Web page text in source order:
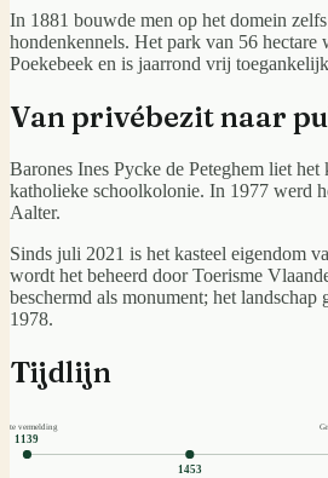
In 1881 bouwde men op het domein
hondenkennels. Het park van 56 hectare
Poekebeek en is jaarrond vrij
Van privébezit naar
Barones Ines Pycke de Peteghem liet het
katholieke schoolkolonie. In 1977 werd
Aalter.
Sinds juli 2021 is het kasteel eigendom
wordt het beheerd door Toerisme
beschermd als monument; het landschap
1978.
Tijdlijn
1139
vermelding
1453